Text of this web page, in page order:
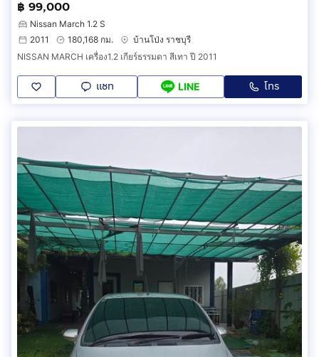
฿ 99,000
Nissan March 1.2 S
2011
180,168 กม.
บ้านโป่ง ราชบุรี
NISSAN MARCH เครื่อง1.2 เกียร์ธรรมดา สีเทา ปี 2011
แชท LINE โทร